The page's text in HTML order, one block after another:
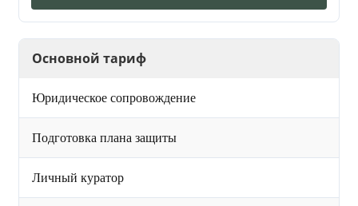
Основной тариф
Юридическое сопровождение
Подготовка плана защиты
Личный куратор